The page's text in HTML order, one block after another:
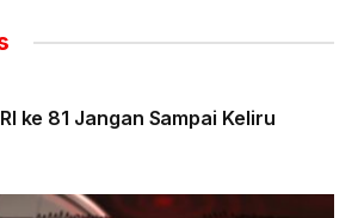
ke 81 Jangan Sampai Keliru